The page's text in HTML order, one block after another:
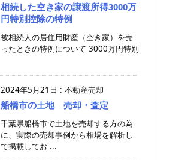
相続した空き家の譲渡所得3000万
円特別控除の特例
被相続人の居住用財産（空き家）を売
ったときの特例について 3000万円特別
2024年5月21日 : 不動産売却
船橋市の土地 売却・査定
千葉県船橋市で土地を売却する方の為
に、実際の売却事例から相場を解析し
て掲載してお ...